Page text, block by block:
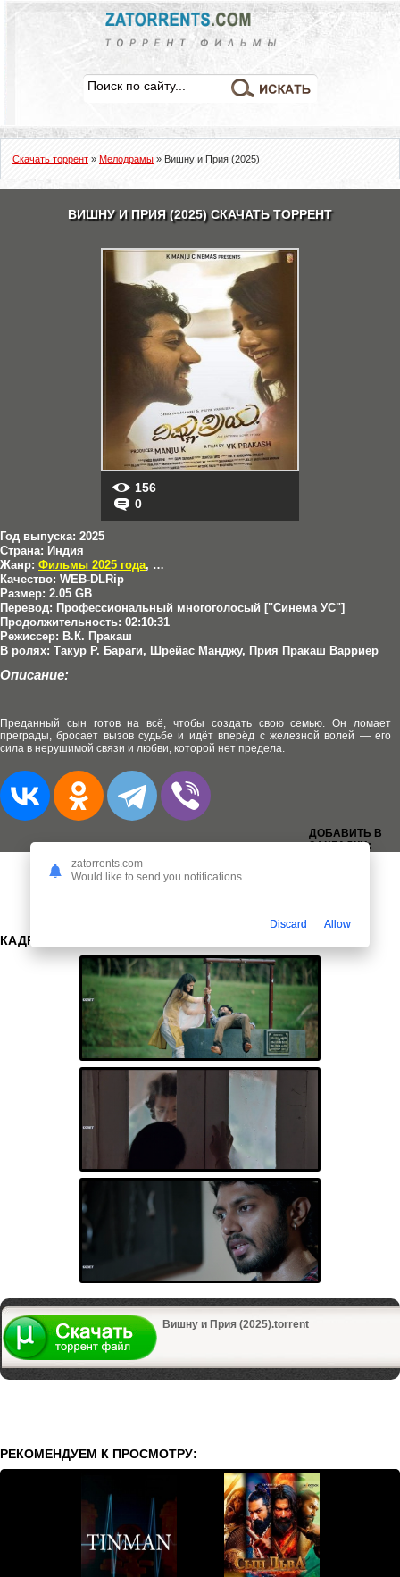
Скачать торрент » Мелодрамы » Вишну и Прия (2025)
ВИШНУ И ПРИЯ (2025) СКАЧАТЬ ТОРРЕНТ
156
0
Год выпуска: 2025
Страна: Индия
Жанр: Фильмы 2025 года, Драмы
Качество: WEB-DLRip
Размер: 2.05 GB
Перевод: Профессиональный многоголосый ["Синема УС"]
Продолжительность: 02:10:31
Режиссер: В.К. Пракаш
В ролях: Такур Р. Бараги, Шрейас Манджу, Прия Пракаш Варриер
Описание:
Преданный сын готов на всё, чтобы создать свою семью. Он ломает
преграды, бросает вызов судьбе и идёт вперёд с железной волей — его
сила в нерушимой связи и любви, которой нет предела.
ДОБАВИТЬ В
ЗАКЛАДКИ:
КАДРЫ:
Вишну и Прия (2025).torrent
РЕКОМЕНДУЕМ К ПРОСМОТРУ:
zatorrents.com
Would like to send you notifications
Discard Allow